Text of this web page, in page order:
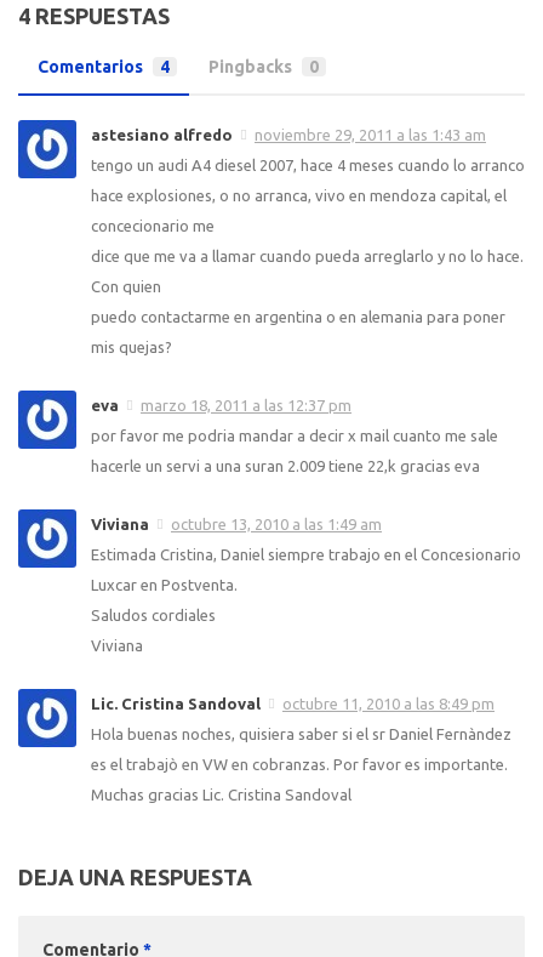
4 RESPUESTAS
Comentarios 4 Pingbacks 0
astesiano alfredo
noviembre 29, 2011 a las 1:43 am
tengo un audi A4 diesel 2007, hace 4 meses cuando lo arranco
hace explosiones, o no arranca, vivo en mendoza capital, el
concecionario me
dice que me va a llamar cuando pueda arreglarlo y no lo hace.
Con quien
puedo contactarme en argentina o en alemania para poner
mis quejas?
eva
marzo 18, 2011 a las 12:37 pm
por favor me podria mandar a decir x mail cuanto me sale
hacerle un servi a una suran 2.009 tiene 22,k gracias eva
Viviana
octubre 13, 2010 a las 1:49 am
Estimada Cristina, Daniel siempre trabajo en el Concesionario
Luxcar en Postventa.
Saludos cordiales
Viviana
Lic. Cristina Sandoval
octubre 11, 2010 a las 8:49 pm
Hola buenas noches, quisiera saber si el sr Daniel Fernàndez
es el trabajò en VW en cobranzas. Por favor es importante.
Muchas gracias Lic. Cristina Sandoval
DEJA UNA RESPUESTA
Comentario *